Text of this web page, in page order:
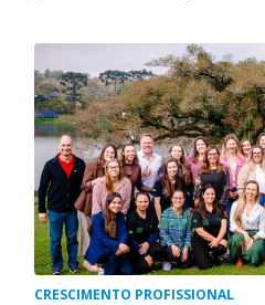
GAZ
GERAL
CRESCIMENTO PROFISSIONAL